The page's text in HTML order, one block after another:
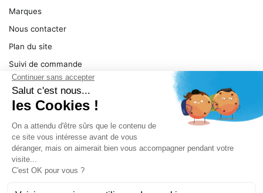
Marques
Nous contacter
Plan du site
Suivi de commande
Ma facture
Mentions légales
SERVICE
Pièces détachées
Catégories de produit